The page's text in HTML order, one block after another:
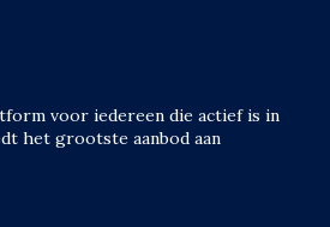
voor iedereen die actief is in
het grootste aanbod aan